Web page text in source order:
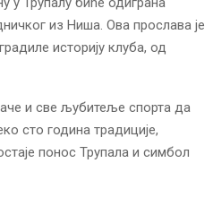
из Ниша. Ова прослава је
историју клуба, од
и све љубитеље спорта да
сто година традиције,
понос Трупала и симбол